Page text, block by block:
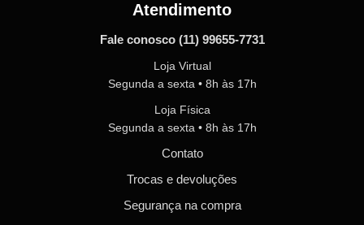
Atendimento
Fale conosco (11) 99655-7731
Loja Virtual
Segunda a sexta • 8h às 17h
Loja Física
Segunda a sexta • 8h às 17h
Contato
Trocas e devoluções
Segurança na compra